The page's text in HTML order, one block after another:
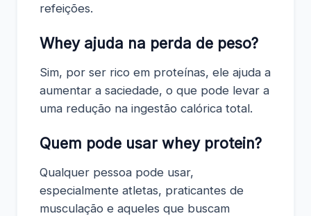
refeições.
Whey ajuda na perda de peso?
Sim, por ser rico em proteínas, ele ajuda a
aumentar a saciedade, o que pode levar a
uma redução na ingestão calórica total.
Quem pode usar whey protein?
Qualquer pessoa pode usar,
especialmente atletas, praticantes de
musculação e aqueles que buscam